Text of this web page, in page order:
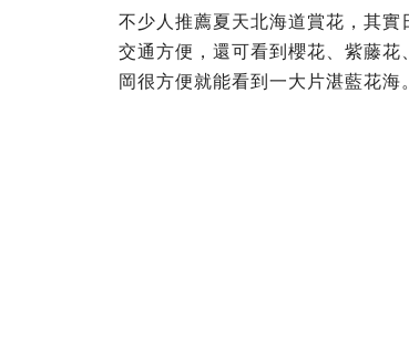
不少人推薦夏天北海道賞花，其
交通方便，還可看到櫻花、紫藤
岡很方便就能看到一大片湛藍花海